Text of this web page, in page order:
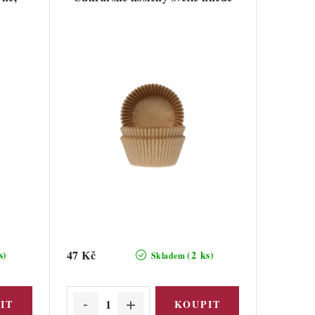
Skladem(2 ks)
47 Kč